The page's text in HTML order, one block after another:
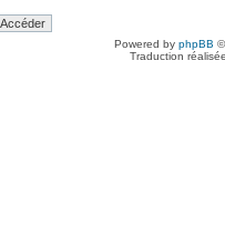
Powered by phpBB
Traduction